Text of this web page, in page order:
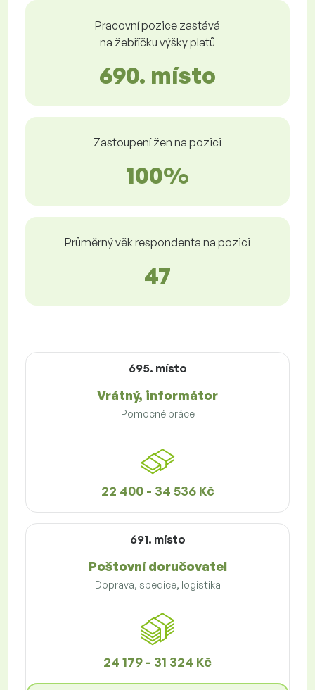
Pracovní pozice zastává
na žebříčku výšky platů
690. místo
Zastoupení žen na pozici
100%
Průměrný věk respondenta na pozici
47
695. místo
Vrátný, informátor
Pomocné práce
22 400 - 34 536 Kč
691. místo
Poštovní doručovatel
Doprava, spedice, logistika
24 179 - 31 324 Kč